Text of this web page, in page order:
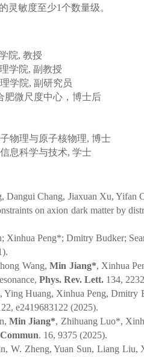
灵敏度至少1个数量级。
院, 教授
学院, 副教授
学院, 副研究员
肥微尺度中心，博士后
物理与原子核物理, 博士
息科学与技术, 学士
Dangui Chang, Jiaxuan Xu, Yifan
on axion dark matter by
Xinhua Peng*; Dmitry Budker;
Wang,Min Jiang*, Xinhua
Phys. Rev. Lett. 134,
Ying Huang, Xinhua Peng,
e2419683122 (2025).
Min Jiang*, Zhihuang Luo*,
. 16, 9375 (2025).
W. Zheng, Yuan Sun, Liang Liu,